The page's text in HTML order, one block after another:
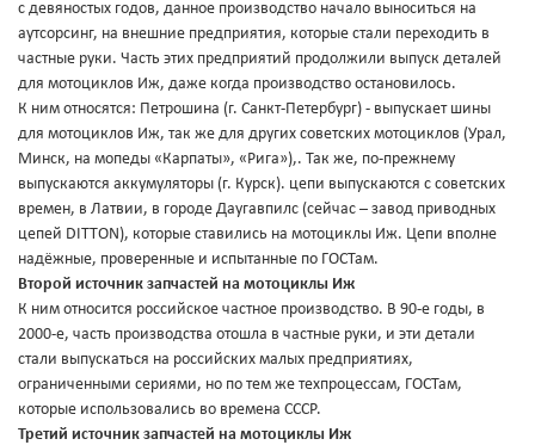
с девяностых годов, данное производство начало выноситься на
аутсорсинг, на внешние предприятия, которые стали переходить в
частные руки. Часть этих предприятий продолжили выпуск деталей
для мотоциклов Иж, даже когда производство остановилось.
К ним относятся: Петрошина (г. Санкт-Петербург) - выпускает шины
для мотоциклов Иж, так же для других советских мотоциклов (Урал,
Минск, на мопеды «Карпаты», «Рига»),. Так же, по-прежнему
выпускаются аккумуляторы (г. Курск). цепи выпускаются с советских
времен, в Латвии, в городе Даугавпилс (сейчас – завод приводных
цепей DITTON), которые ставились на мотоциклы Иж. Цепи вполне
надёжные, проверенные и испытанные по ГОСТам.
Второй источник запчастей на мотоциклы Иж
К ним относится российское частное производство. В 90-е годы, в
2000-е, часть производства отошла в частные руки, и эти детали
стали выпускаться на российских малых предприятиях,
ограниченными сериями, но по тем же техпроцессам, ГОСТам,
которые использовались во времена СССР.
Третий источник запчастей на мотоциклы Иж